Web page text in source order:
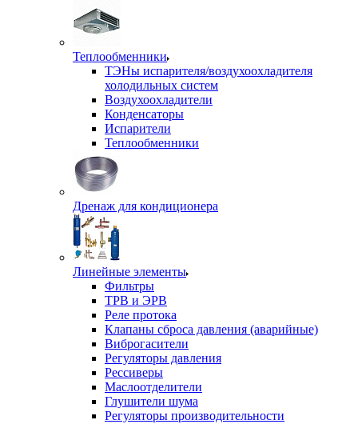
Теплообменники
ТЭНы испарителя/воздухоохладителя
холодильных систем
Воздухоохладители
Конденсаторы
Испарители
Теплообменники
Дренаж для кондиционера
Линейные элементы
Фильтры
ТРВ и ЭРВ
Реле протока
Клапаны сброса давления (аварийные)
Виброгасители
Регуляторы давления
Рессиверы
Маслоотделители
Глушители шума
Регуляторы производительности